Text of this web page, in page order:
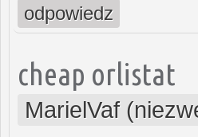
odpowiedz
cheap orlistat
MarielVaf